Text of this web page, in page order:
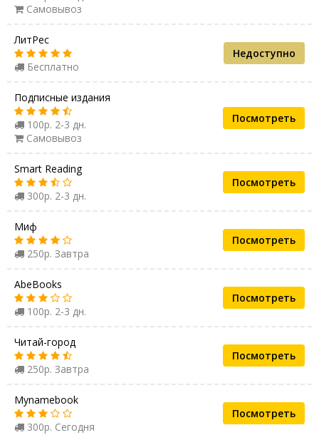
Самовывоз
ЛитРес
Бесплатно
Недоступно
Подписные издания
100р. 2-3 дн.
Самовывоз
Посмотреть
Smart Reading
300р. 2-3 дн.
Посмотреть
Миф
250р. Завтра
Посмотреть
AbeBooks
100р. 2-3 дн.
Посмотреть
Читай-город
250р. Завтра
Посмотреть
Mynamebook
300р. Сегодня
Посмотреть